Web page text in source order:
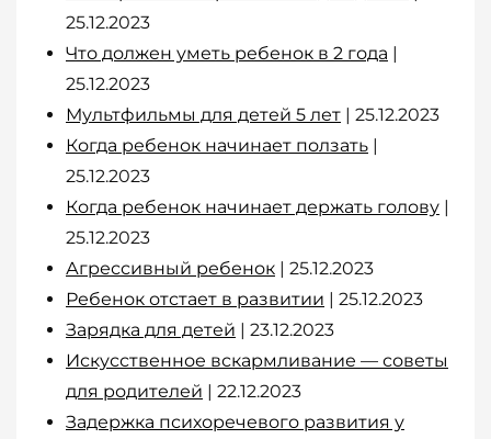
25.12.2023
Что должен уметь ребенок в 2 года |
25.12.2023
Мультфильмы для детей 5 лет | 25.12.2023
Когда ребенок начинает ползать |
25.12.2023
Когда ребенок начинает держать голову |
25.12.2023
Агрессивный ребенок | 25.12.2023
Ребенок отстает в развитии | 25.12.2023
Зарядка для детей | 23.12.2023
Искусственное вскармливание — советы
для родителей | 22.12.2023
Задержка психоречевого развития у